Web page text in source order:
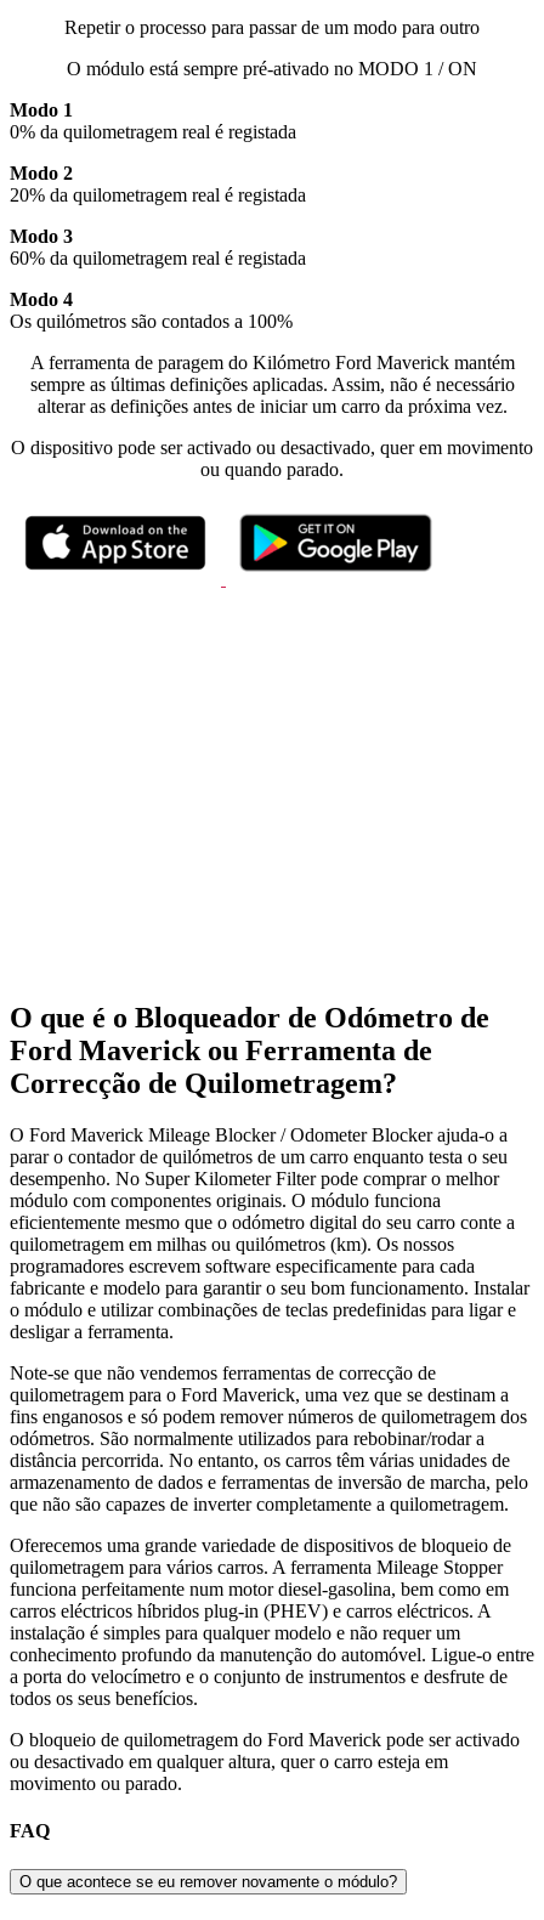
Repetir o processo para passar de um modo para outro
O módulo está sempre pré-ativado no MODO 1 / ON
Modo 1
0% da quilometragem real é registada
Modo 2
20% da quilometragem real é registada
Modo 3
60% da quilometragem real é registada
Modo 4
Os quilómetros são contados a 100%
A ferramenta de paragem do Kilómetro Ford Maverick mantém
sempre as últimas definições aplicadas. Assim, não é necessário
alterar as definições antes de iniciar um carro da próxima vez.
O dispositivo pode ser activado ou desactivado, quer em movimento
ou quando parado.
O que é o Bloqueador de Odómetro de
Ford Maverick ou Ferramenta de
Correcção de Quilometragem?
O Ford Maverick Mileage Blocker / Odometer Blocker ajuda-o a
parar o contador de quilómetros de um carro enquanto testa o seu
desempenho. No Super Kilometer Filter pode comprar o melhor
módulo com componentes originais. O módulo funciona
eficientemente mesmo que o odómetro digital do seu carro conte a
quilometragem em milhas ou quilómetros (km). Os nossos
programadores escrevem software especificamente para cada
fabricante e modelo para garantir o seu bom funcionamento. Instalar
o módulo e utilizar combinações de teclas predefinidas para ligar e
desligar a ferramenta.
Note-se que não vendemos ferramentas de correcção de
quilometragem para o Ford Maverick, uma vez que se destinam a
fins enganosos e só podem remover números de quilometragem dos
odómetros. São normalmente utilizados para rebobinar/rodar a
distância percorrida. No entanto, os carros têm várias unidades de
armazenamento de dados e ferramentas de inversão de marcha, pelo
que não são capazes de inverter completamente a quilometragem.
Oferecemos uma grande variedade de dispositivos de bloqueio de
quilometragem para vários carros. A ferramenta Mileage Stopper
funciona perfeitamente num motor diesel-gasolina, bem como em
carros eléctricos híbridos plug-in (PHEV) e carros eléctricos. A
instalação é simples para qualquer modelo e não requer um
conhecimento profundo da manutenção do automóvel. Ligue-o entre
a porta do velocímetro e o conjunto de instrumentos e desfrute de
todos os seus benefícios.
O bloqueio de quilometragem do Ford Maverick pode ser activado
ou desactivado em qualquer altura, quer o carro esteja em
movimento ou parado.
FAQ
O que acontece se eu remover novamente o módulo?